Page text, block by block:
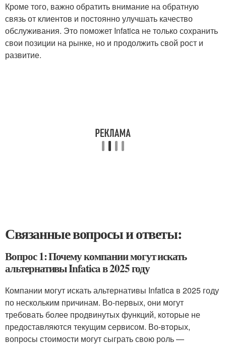
Кроме того, важно обратить внимание на обратную
связь от клиентов и постоянно улучшать качество
обслуживания. Это поможет Infatica не только сохранить
свои позиции на рынке, но и продолжить свой рост и
развитие.
Связанные вопросы и ответы:
Вопрос 1: Почему компании могут искать
альтернативы Infatica в 2025 году
Компании могут искать альтернативы Infatica в 2025 году
по нескольким причинам. Во-первых, они могут
требовать более продвинутых функций, которые не
предоставляются текущим сервисом. Во-вторых,
вопросы стоимости могут сыграть свою роль —